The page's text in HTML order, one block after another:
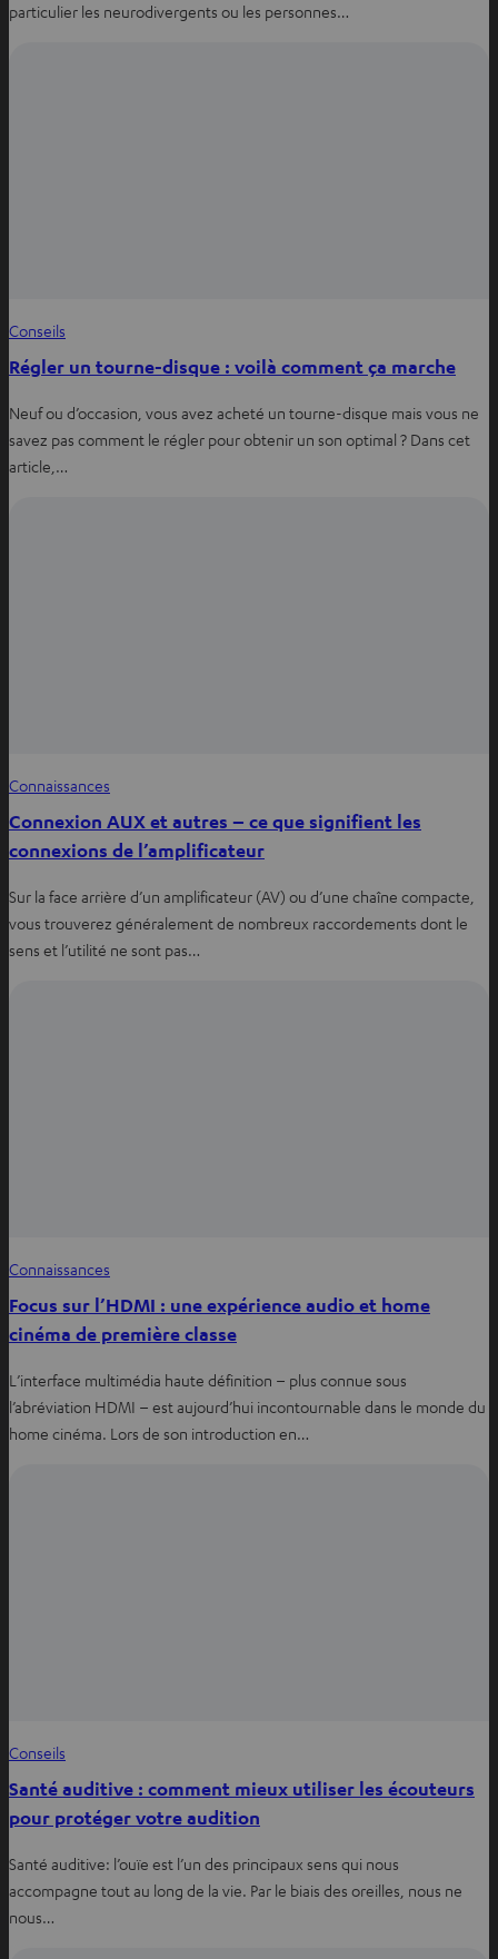
particulier les neurodivergents ou les personnes…
Conseils
Régler un tourne-disque : voilà comment ça marche
Neuf ou d’occasion, vous avez acheté un tourne-disque mais vous ne
savez pas comment le régler pour obtenir un son optimal ? Dans cet
article,…
Connaissances
Connexion AUX et autres – ce que signifient les
connexions de l’amplificateur
Sur la face arrière d’un amplificateur (AV) ou d’une chaîne compacte,
vous trouverez généralement de nombreux raccordements dont le
sens et l’utilité ne sont pas…
Connaissances
Focus sur l’HDMI : une expérience audio et home
cinéma de première classe
L’interface multimédia haute définition – plus connue sous
l’abréviation HDMI – est aujourd’hui incontournable dans le monde du
home cinéma. Lors de son introduction en…
Conseils
Santé auditive : comment mieux utiliser les écouteurs
pour protéger votre audition
Santé auditive: l’ouïe est l’un des principaux sens qui nous
accompagne tout au long de la vie. Par le biais des oreilles, nous ne
nous…